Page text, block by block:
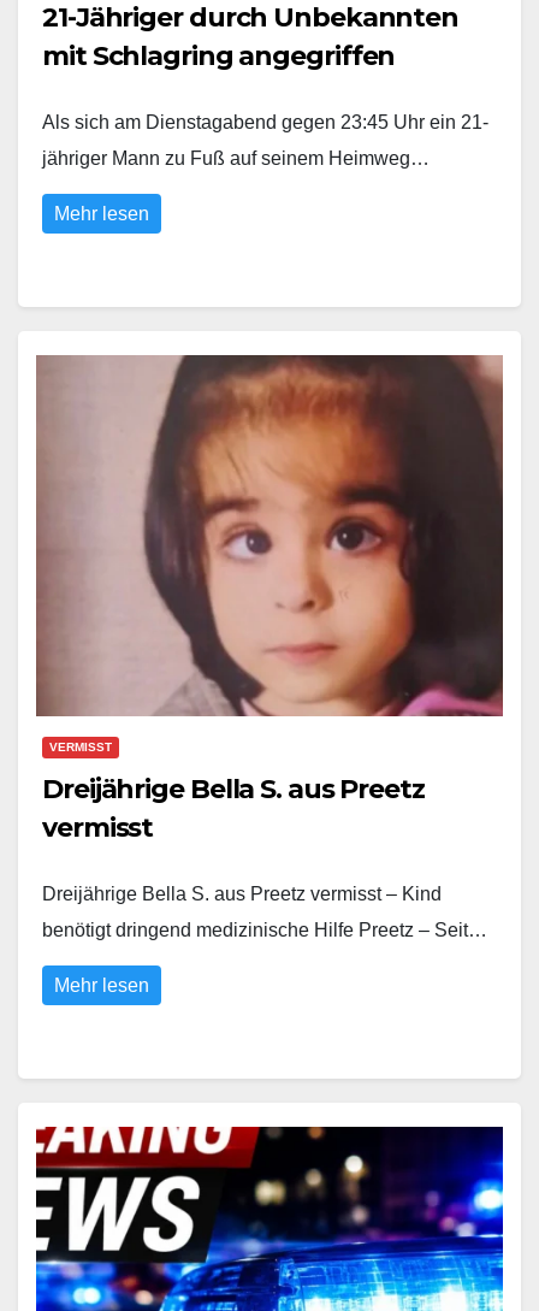
21-Jähriger durch Unbekannten
mit Schlagring angegriffen
Als sich am Dienstagabend gegen 23:45 Uhr ein 21-
jähriger Mann zu Fuß auf seinem Heimweg…
Mehr lesen
VERMISST
Dreijährige Bella S. aus Preetz
vermisst
Dreijährige Bella S. aus Preetz vermisst – Kind
benötigt dringend medizinische Hilfe Preetz – Seit…
Mehr lesen